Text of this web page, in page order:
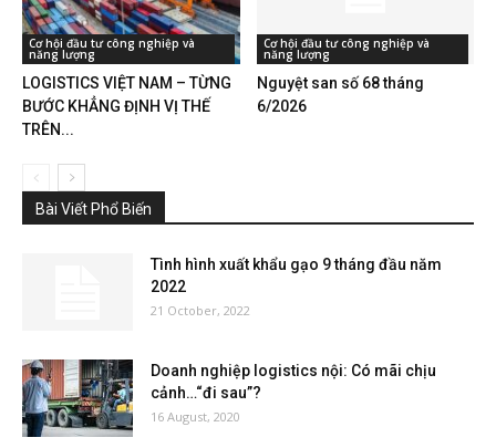
Cơ hội đầu tư công nghiệp và
năng lượng
LOGISTICS VIỆT NAM – TỪNG
BƯỚC KHẲNG ĐỊNH VỊ THẾ
TRÊN...
Cơ hội đầu tư công nghiệp và
năng lượng
Nguyệt san số 68 tháng
6/2026
Bài Viết Phổ Biến
Tình hình xuất khẩu gạo 9 tháng đầu năm
2022
21 October, 2022
Doanh nghiệp logistics nội: Có mãi chịu
cảnh…“đi sau”?
16 August, 2020